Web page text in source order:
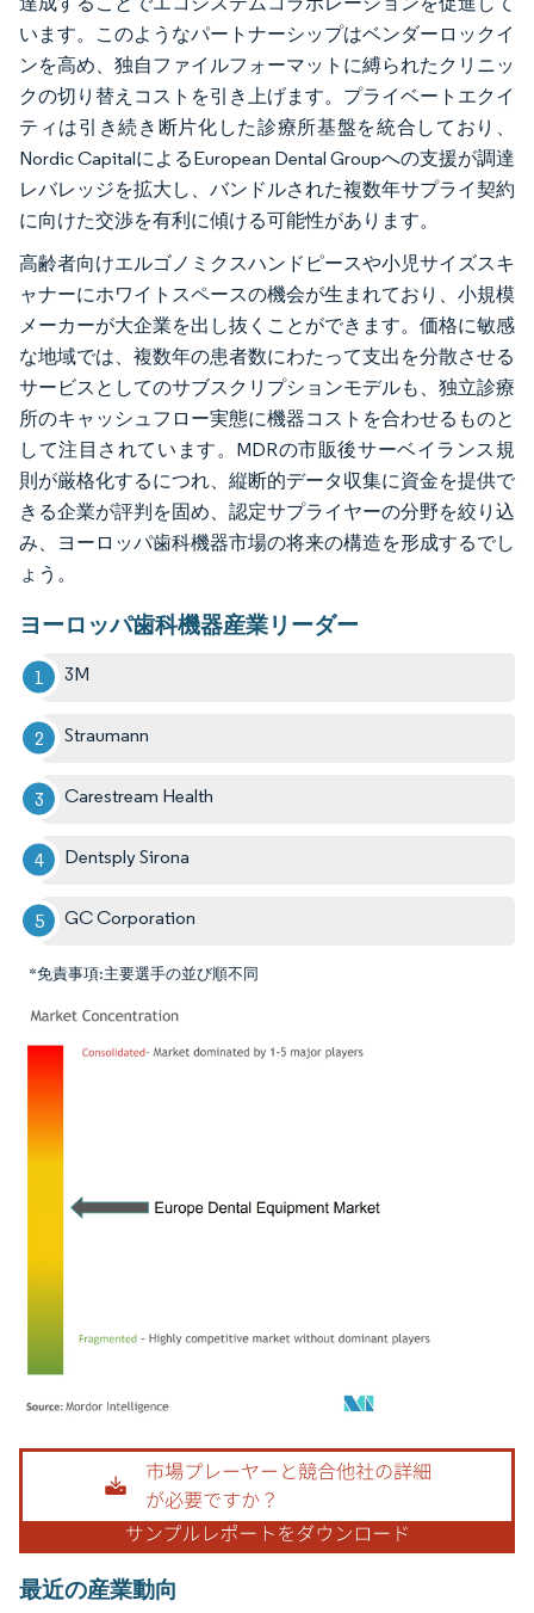
います。このようなパートナーシップはベンダーロックイ
ンを高め、独自ファイルフォーマットに縛られたクリニッ
クの切り替えコストを引き上げます。プライベートエクイ
ティは引き続き断片化した診療所基盤を統合しており、
Nordic CapitalによるEuropean Dental Groupへの支援が調達
レバレッジを拡大し、バンドルされた複数年サプライ契約
に向けた交渉を有利に傾ける可能性があります。
高齢者向けエルゴノミクスハンドピースや小児サイズスキ
ャナーにホワイトスペースの機会が生まれており、小規模
メーカーが大企業を出し抜くことができます。価格に敏感
な地域では、複数年の患者数にわたって支出を分散させる
サービスとしてのサブスクリプションモデルも、独立診療
所のキャッシュフロー実態に機器コストを合わせるものと
して注目されています。MDRの市販後サーベイランス規
則が厳格化するにつれ、縦断的データ収集に資金を提供で
きる企業が評判を固め、認定サプライヤーの分野を絞り込
み、ヨーロッパ歯科機器市場の将来の構造を形成するでし
ょう。
ヨーロッパ歯科機器産業リーダー
3M
Straumann
Carestream Health
Dentsply Sirona
GC Corporation
*免責事項:主要選手の並び順不同
画像 © Mordor Intelligence。再利用にはCC BY 4.0の表示が必要です。
最近の産業動向